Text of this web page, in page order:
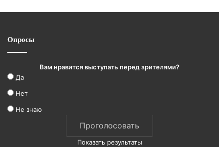
Опросы
Вам нравится выступать перед зрителями?
Да
Нет
Не знаю
Показать результаты